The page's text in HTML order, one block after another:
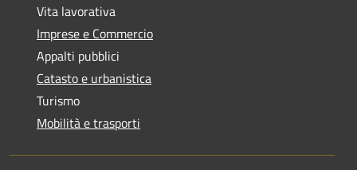
Vita lavorativa
Imprese e Commercio
Appalti pubblici
Catasto e urbanistica
Turismo
Mobilità e trasporti